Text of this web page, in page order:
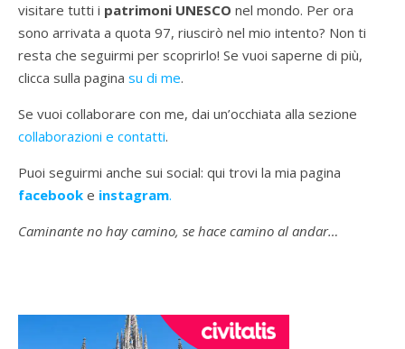
visitare tutti i patrimoni UNESCO nel mondo. Per ora
sono arrivata a quota 97, riuscirò nel mio intento? Non ti
resta che seguirmi per scoprirlo! Se vuoi saperne di più,
clicca sulla pagina su di me.
Se vuoi collaborare con me, dai un’occhiata alla sezione
collaborazioni e contatti.
Puoi seguirmi anche sui social: qui trovi la mia pagina
facebook e instagram.
Caminante no hay camino, se hace camino al andar…